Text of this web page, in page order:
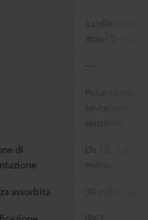
a collettore
max.)
―
Polarità
tensione
di
Da 12 - 24
meno
assorbita 30 mA o meno